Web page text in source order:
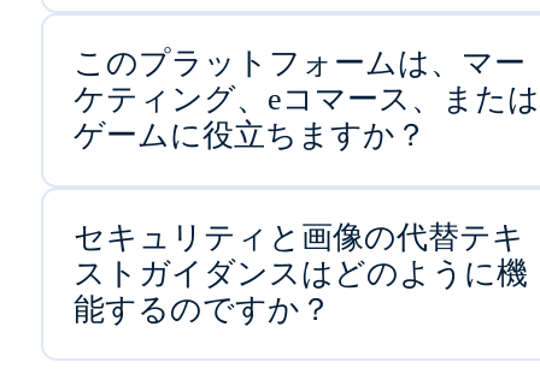
このプラットフォームは、マー
ケティング、eコマース、または
ゲームに役立ちますか？
セキュリティと画像の代替テキ
ストガイダンスはどのように機
能するのですか？